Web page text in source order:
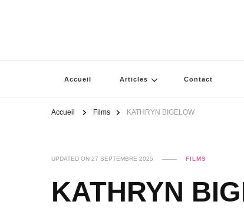
Accueil Articles Contact
Accueil Films KATHRYN BIGELOW
UPDATED ON 27 SEPTEMBRE 2025 FILMS
KATHRYN